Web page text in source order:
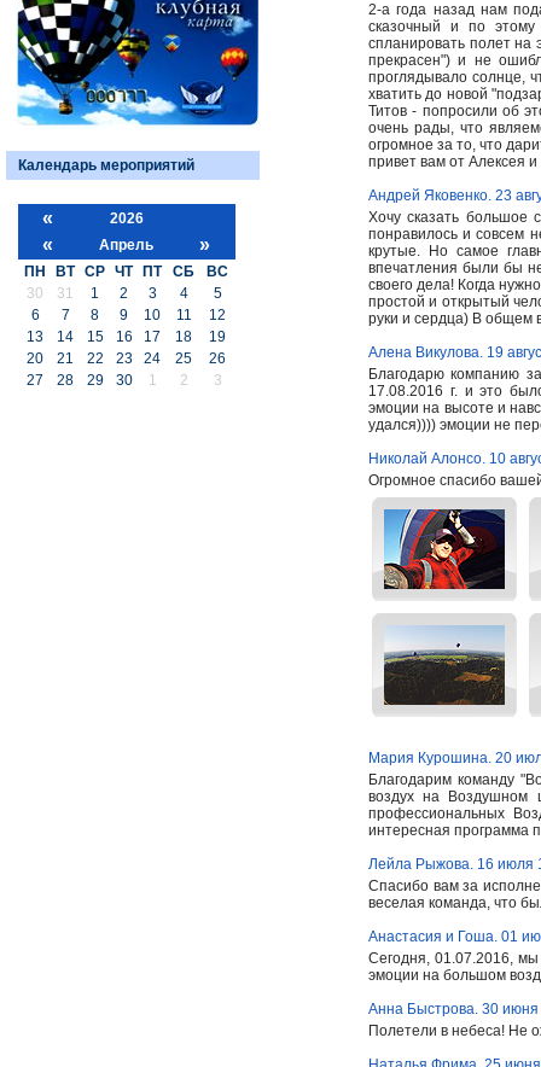
Календарь мероприятий
« 2026
« Апрель »
ПН ВТ СР ЧТ ПТ СБ
ВС
30
31 1 2 3 4
5
6
7 8 9 10 11
12
13
14 15 16 17 18
19
20
21 22 23 24 25
26
27
28 29 30 1 2 3
2-а года назад нам
сказочный и по
спланировать полет на
прекрасен") и не
проглядывало солнце,
хватить до новой
Титов - попросили об
очень рады, что
огромное за то, что
привет вам от Алексея
Андрей Яковенко. 23
Хочу сказать большое
понравилось и совсем
крутые. Но самое
впечатления были бы
своего дела! Когда
простой и открытый
руки и сердца) В общем
Алена Викулова. 19
Благодарю компанию
17.08.2016 г. и это
эмоции на высоте и
удался)))) эмоции не
Николай Алонсо. 10
Огромное спасибо
Мария Курошина. 20
Благодарим команду
воздух на Воздушном
профессиональных
интересная программа
Лейла Рыжова. 16 июля
Спасибо вам за
веселая команда, что
Анастасия и Гоша. 01
Сегодня, 01.07.2016,
эмоции на большом
Анна Быстрова. 30 июня
Полетели в небеса! Не